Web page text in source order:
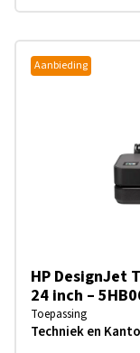
Aanbieding
HP DesignJet
24 inch –
Toepassing
Techniek en